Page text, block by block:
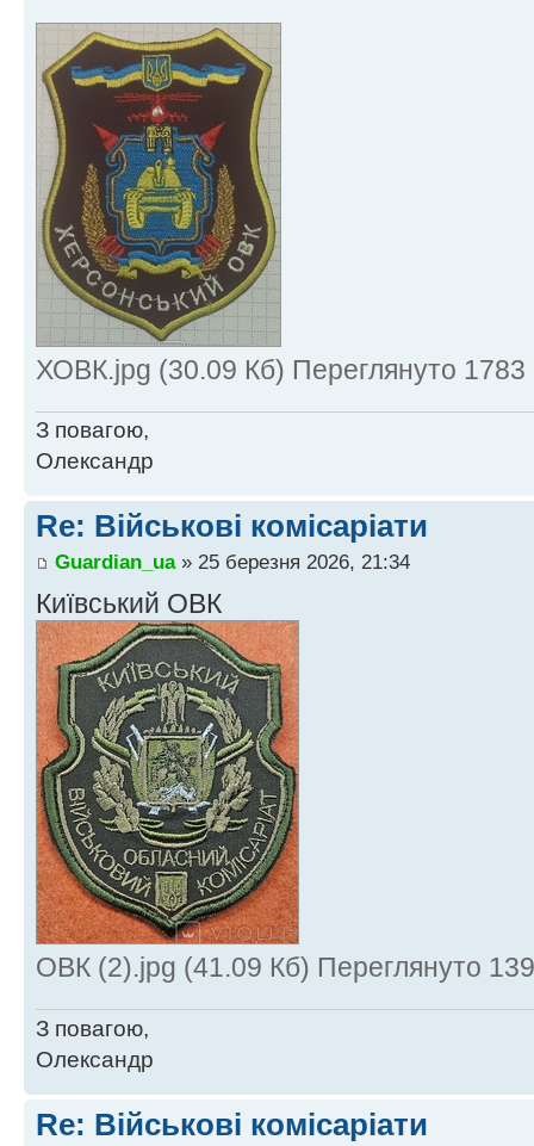
ХОВК.jpg (30.09 Кб) Переглянуто 1783
З повагою,
Олександр
Re: Військові комісаріати
Guardian_ua» 25 березня 2026, 21:34
Київський ОВК
ОВК (2).jpg (41.09 Кб) Переглянуто
З повагою,
Олександр
Re: Військові комісаріати